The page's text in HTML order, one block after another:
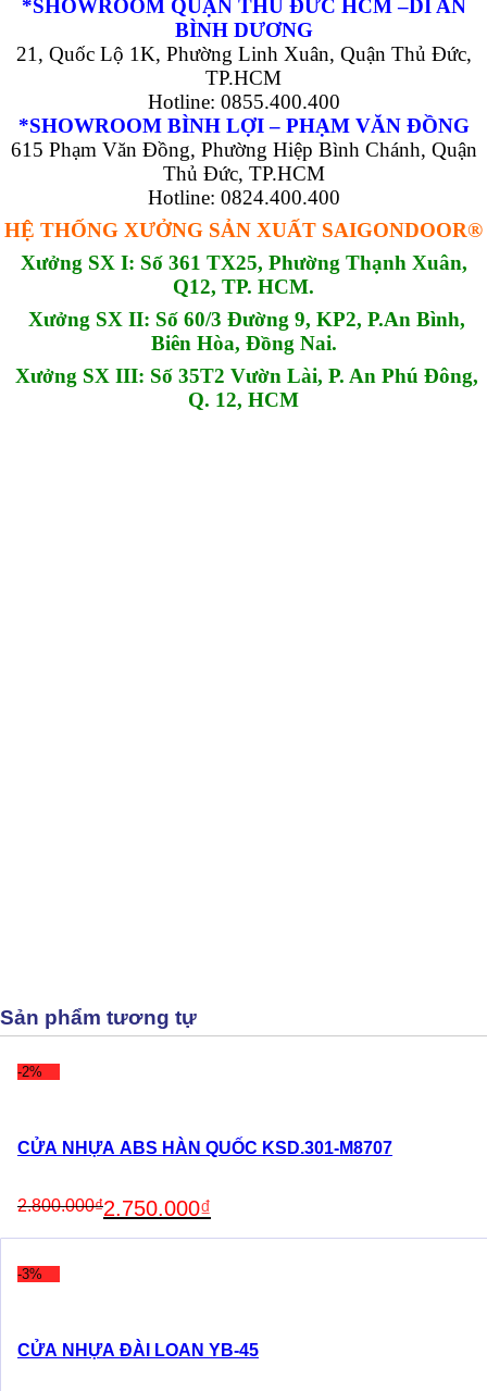
*SHOWROOM QUẬN THỦ ĐỨC HCM –DĨ AN
BÌNH DƯƠNG
21, Quốc Lộ 1K, Phường Linh Xuân, Quận Thủ Đức,
TP.HCM
Hotline: 0855.400.400
*SHOWROOM BÌNH LỢI – PHẠM VĂN ĐỒNG
615 Phạm Văn Đồng, Phường Hiệp Bình Chánh, Quận
Thủ Đức, TP.HCM
Hotline: 0824.400.400
HỆ THỐNG XƯỞNG SẢN XUẤT SAIGONDOOR®
Xưởng SX I: Số 361 TX25, Phường Thạnh Xuân,
Q12, TP. HCM.
Xưởng SX II: Số 60/3 Đường 9, KP2, P.An Bình,
Biên Hòa, Đồng Nai.
Xưởng SX III: Số 35T2 Vườn Lài, P. An Phú Đông,
Q. 12, HCM
Sản phẩm tương tự
-2%
CỬA NHỰA ABS HÀN QUỐC KSD.301-M8707
2.800.000₫
price
was:
2.750.000₫
price
is:
-3%
CỬA NHỰA ĐÀI LOAN YB-45